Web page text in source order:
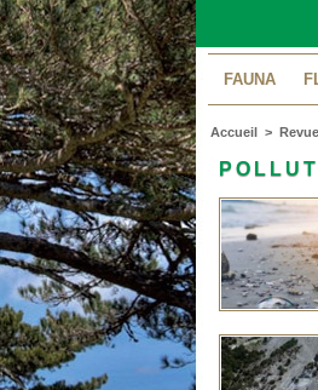
FAUNA
Accueil >